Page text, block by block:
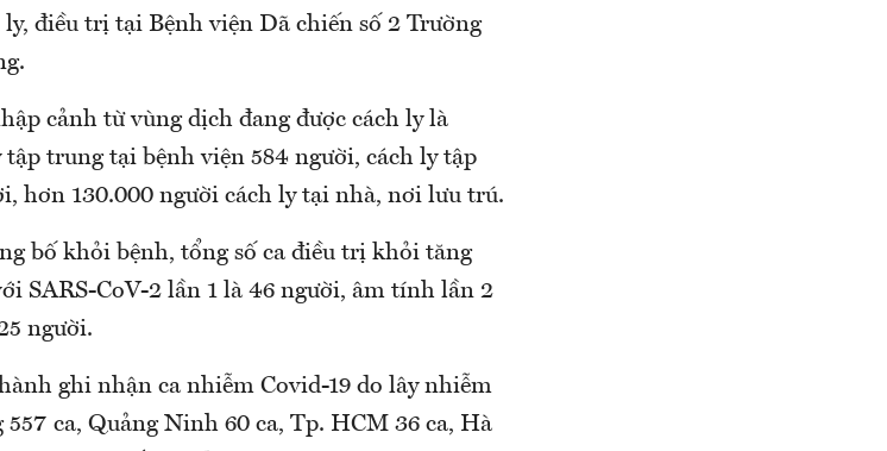
điều trị tại Bệnh viện Dã chiến số 2 Trường
cảnh từ vùng dịch đang được cách ly là
trung tại bệnh viện 584 người, cách ly tập
hơn 130.000 người cách ly tại nhà, nơi lưu trú.
bố khỏi bệnh, tổng số ca điều trị khỏi tăng
SARS-CoV-2 lần 1 là 46 người, âm tính lần 2
người.
ghi nhận ca nhiễm Covid-19 do lây nhiễm
ca, Quảng Ninh 60 ca, Tp. HCM 36 ca, Hà